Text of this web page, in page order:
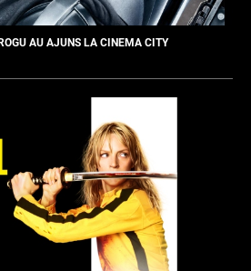
AU AJUNS LA CINEMA CITY